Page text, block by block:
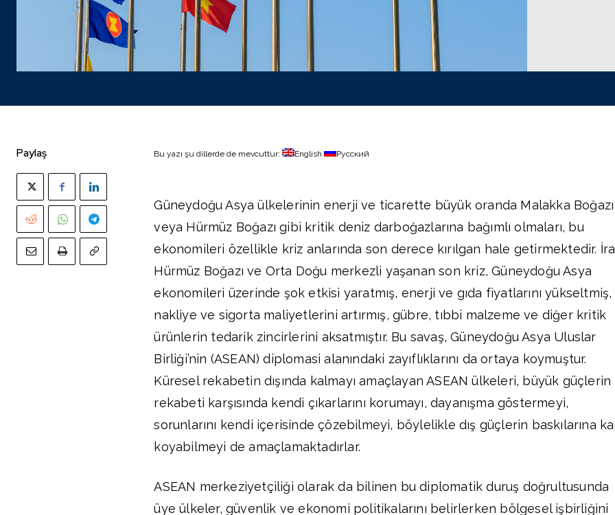
Paylaş Bu yazı şu dillerde de mevcuttur: English Русский
Güneydoğu Asya ülkelerinin enerji ve ticarette büyük oranda Malakka Boğazı
veya Hürmüz Boğazı gibi kritik deniz darboğazlarına bağımlı olmaları, bu
ekonomileri özellikle kriz anlarında son derece kırılgan hale getirmektedir.
Hürmüz Boğazı ve Orta Doğu merkezli yaşanan son kriz, Güneydoğu Asya
ekonomileri üzerinde şok etkisi yaratmış, enerji ve gıda fiyatlarını yükseltmiş,
nakliye ve sigorta maliyetlerini artırmış, gübre, tıbbi malzeme ve diğer kritik
ürünlerin tedarik zincirlerini aksatmıştır. Bu savaş, Güneydoğu Asya Uluslar
Birliği’nin (ASEAN) diplomasi alanındaki zayıflıklarını da ortaya koymuştur.
Küresel rekabetin dışında kalmayı amaçlayan ASEAN ülkeleri, büyük güçlerin
rekabeti karşısında kendi çıkarlarını korumayı, dayanışma göstermeyi,
sorunlarını kendi içerisinde çözebilmeyi, böylelikle dış güçlerin baskılarına
koyabilmeyi de amaçlamaktadırlar.
ASEAN merkeziyetçiliği olarak da bilinen bu diplomatik duruş doğrultusunda
üye ülkeler, güvenlik ve ekonomi politikalarını belirlerken bölgesel işbirliğini